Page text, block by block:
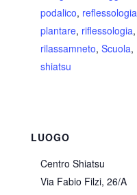
podalico, reflessologia
plantare, riflessologia,
rilassamneto, Scuola,
shiatsu
LUOGO
Centro Shiatsu
Via Fabio Filzi, 26/A